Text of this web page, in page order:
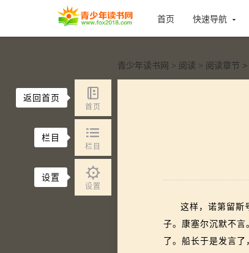
首页 快速导航
青少年读书网 > 阅读 > 阅读章节
这样，诺第留斯
子。康塞尔沉默不
了。船长于是发言了
首页
返回首页
栏目
栏目
设置
设置